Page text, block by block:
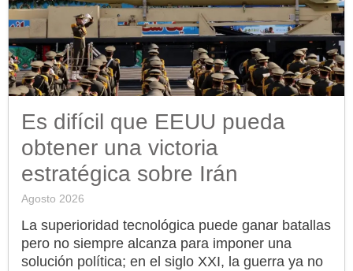
Es difícil que EEUU pueda
obtener una victoria
estratégica sobre Irán
Agosto 2026
La superioridad tecnológica puede ganar batallas
pero no siempre alcanza para imponer una
solución política; en el siglo XXI, la guerra ya no